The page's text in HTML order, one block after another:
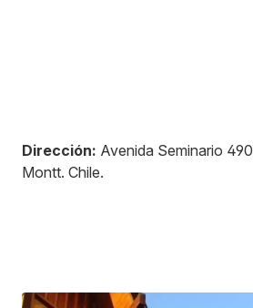
Dirección: Avenida Seminario 490
Montt. Chile.